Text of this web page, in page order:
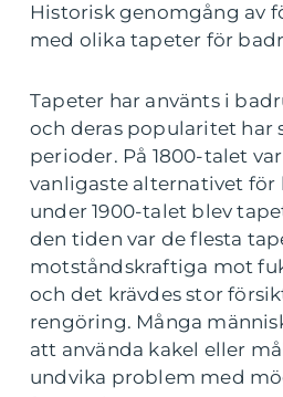
Historisk genomgång av
med olika tapeter för
Tapeter har använts i
och deras popularitet har
perioder. På 1800-talet
vanligaste alternativet för
under 1900-talet blev
den tiden var de flesta
motståndskraftiga mot
och det krävdes stor
rengöring. Många
att använda kakel eller
undvika problem med